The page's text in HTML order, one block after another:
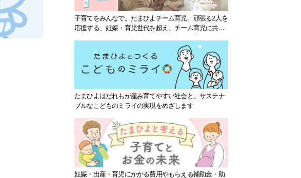
子育てをみんなで。たまひよチーム育児。頑張る2人を
応援する、妊娠・育児世代を超え、チーム育児に共感
たまひよはだれもが産み育てやすい社会と、サステナ
ブルなこどものミライの実現をめざします
妊娠・出産・育児にかかる費用やもらえる補助金・助